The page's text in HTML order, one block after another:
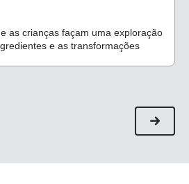
as crianças façam uma exploração
e as transformações